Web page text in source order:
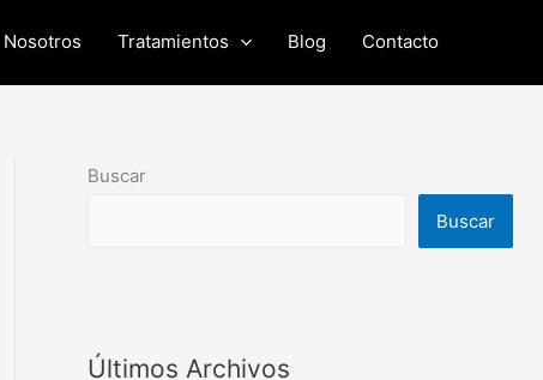
Nosotros Tratamientos Blog Contacto
Buscar
Buscar
Últimos Archivos